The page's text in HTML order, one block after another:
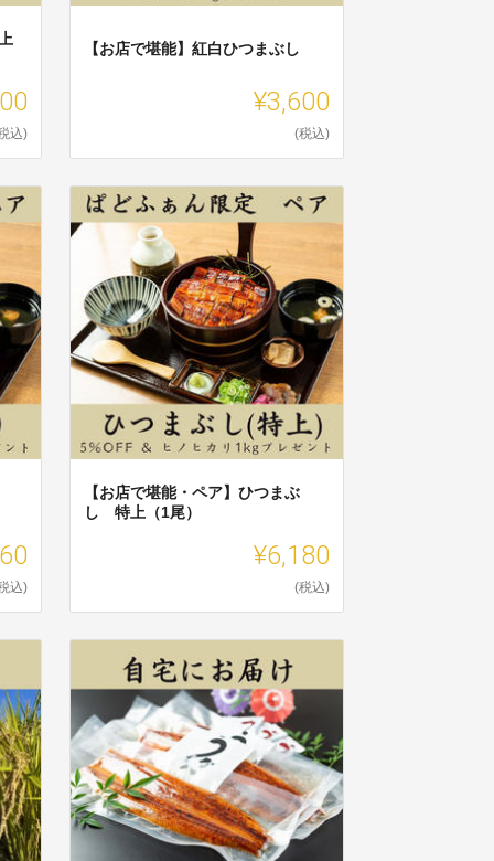
込)
【お店で堪能】紅白ひつまぶし
¥3,600
(税込)
込)
【お店で堪能・ペア】ひつまぶ
し 特上（1尾）
¥6,180
(税込)